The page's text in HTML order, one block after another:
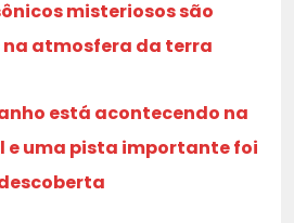
misteriosos são
atmosfera da terra
está acontecendo na
e uma pista importante foi